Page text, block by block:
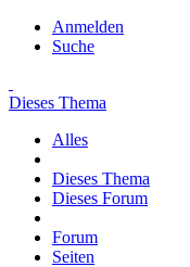
Anmelden
Suche
Dieses Thema
Alles
Dieses Thema
Dieses Forum
Forum
Seiten